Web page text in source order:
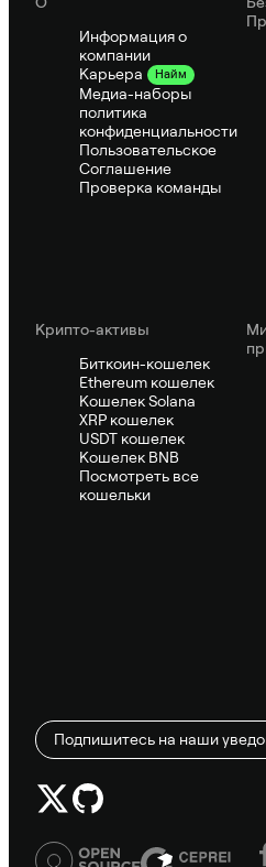
Информация о
компании
Карьера
Найм
Медиа-наборы
политика
конфиденциальности
Пользовательское
Соглашение
Проверка команды
Крипто-активы
Биткоин-кошелек
Ethereum кошелек
Кошелек Solana
XRP кошелек
USDT кошелек
Кошелек BNB
Посмотреть все
кошельки
Подпишитесь на наши